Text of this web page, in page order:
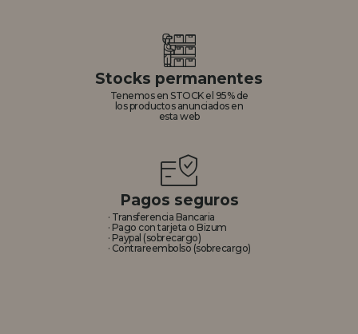
Stocks permanentes
Tenemos en STOCK el 95% de
los productos anunciados en
esta web
Pagos seguros
· Transferencia Bancaria
· Pago con tarjeta o Bizum
· Paypal (sobrecargo)
· Contrareembolso (sobrecargo)